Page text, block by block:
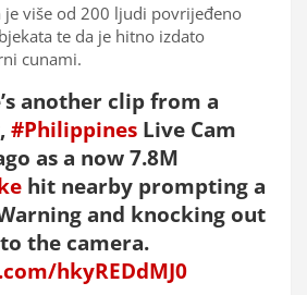
je više od 200 ljudi povrijeđeno
te da je hitno izdato
cunami.
another clip from a
#Philippines Live Cam
as a now 7.8M
hit nearby prompting a
and knocking out
the camera.
hkyREDdMJ0